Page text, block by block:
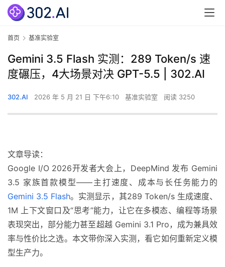
首页 基准实验室
Gemini 3.5 Flash 实测：289 Token/s 速
度碾压，4大场景对决 GPT-5.5 | 302.AI
302.AI 2026 年 5 月 21 日 下午6:10 基准实验室 阅读 3250
文章导读：
Google I/O 2026开发者大会上，DeepMind 发布 Gemini
3.5 家族首款模型——主打速度、成本与长任务能力的
Gemini 3.5 Flash。实测显示，其289 Token/s 生成速度、
1M 上下文窗口及“思考”能力，让它在多模态、编程等场景
表现突出，部分能力甚至超越 Gemini 3.1 Pro，成为兼具效
率与性价比之选。本文带你深入实测，看它如何重新定义模
型生产力。